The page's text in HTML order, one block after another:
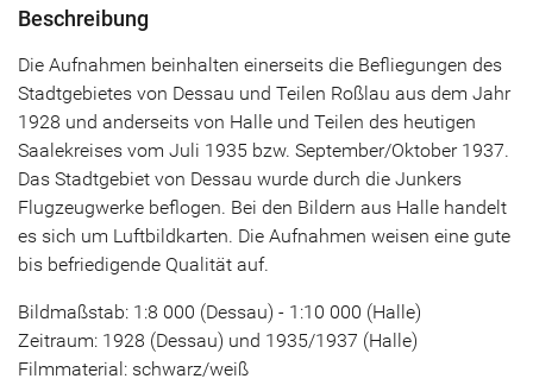
Beschreibung
Die Aufnahmen beinhalten einerseits die Befliegungen des
Stadtgebietes von Dessau und Teilen Roßlau aus dem Jahr
1928 und anderseits von Halle und Teilen des heutigen
Saalekreises vom Juli 1935 bzw. September/Oktober 1937.
Das Stadtgebiet von Dessau wurde durch die Junkers
Flugzeugwerke beflogen. Bei den Bildern aus Halle handelt
es sich um Luftbildkarten. Die Aufnahmen weisen eine gute
bis befriedigende Qualität auf.
Bildmaßstab: 1:8 000 (Dessau) - 1:10 000 (Halle)
Zeitraum: 1928 (Dessau) und 1935/1937 (Halle)
Filmmaterial: schwarz/weiß